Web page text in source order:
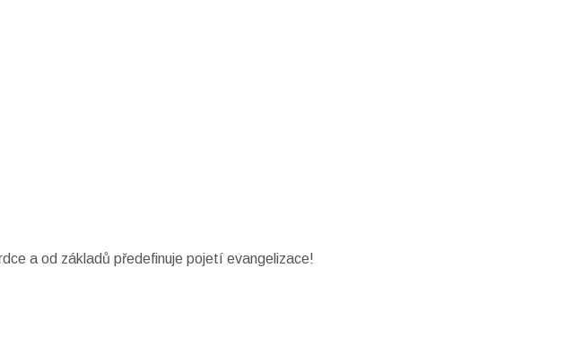
a od základů předefinuje pojetí evangelizace!